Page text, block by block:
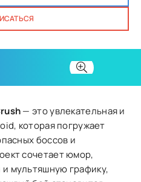
— это увлекательная и
которая погружает
боссов и
сочетает юмор,
мультяшную графику,